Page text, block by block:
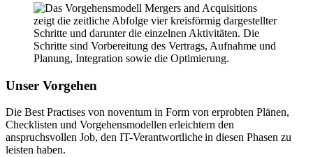
Unser Vorgehen
Die Best Practises von noventum in Form von erprobten Plänen,
Checklisten und Vorgehensmodellen erleichtern den
anspruchsvollen Job, den IT-Verantwortliche in diesen Phasen zu
leisten haben.